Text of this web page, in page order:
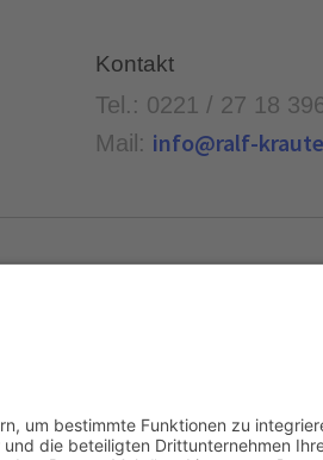
Kontakt
Tel.: 0221 / 27 18
Mail: info@ralf-